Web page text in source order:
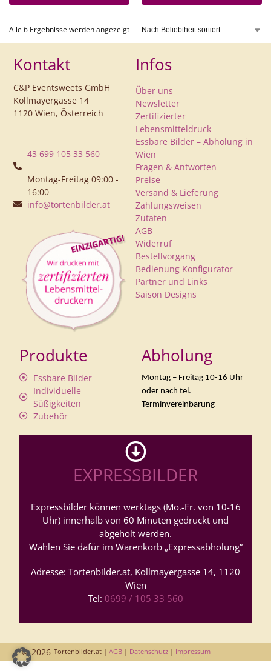
Alle 6 Ergebnisse werden angezeigt
Kontakt
C&P Eventsweets GmbH
Kollmayergasse 14
1120 Wien, Österreich
43 699 105 33 560
Montag-Freitag 09:00 -
16:00
info@tortenbilder.at
Infos
Über uns
Newsletter
Zertifizierter
Lebensmitteldruck
Essbare Bilder – Abholung in
Wien
Fragen & Antworten
Preise
Versand & Lieferung
Zahlungsweisen
Zutaten
AGB
Widerruf
Bestellvorgang
Bedienung Konfigurator
Partner und Links
Saison Designs
Produkte
Essbare Bilder
Individuelle
Süßigkeiten
Zubehör
Abholung
Montag – Freitag 10-16 Uhr
oder nach tel.
Terminvereinbarung
EXPRESSBILDER
Expressbilder können werktags (Mo.-Fr. von 10-16
Uhr) innerhalb von 60 Minuten gedruckt und
abgeholt werden.
Wählen Sie dafür im Warenkorb „Expressabholung“
Adresse: Tortenbilder.at, Kollmayergasse 14, 1120
Wien
Tel: 0699 / 105 33 560
© 2026 Tortenbilder.at | AGB| Datenschutz| Impressum